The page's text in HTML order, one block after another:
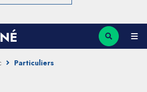
Particuliers